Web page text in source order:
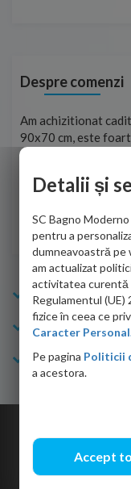
Despre comenzi
Am achizitionat
90x70 cm, este
de personalul firmei
adus coletul in
Sofrone Viviana -
Info Bagno
Cumparaturi
Suport clienti
Detalii și
SC Bagno
pentru a
dumneavoastră pe
am actualizat
activitatea curentă
Regulamentul
fizice în ceea ce
Caracter
Pe pagina Politicii
a acestora.
Accept